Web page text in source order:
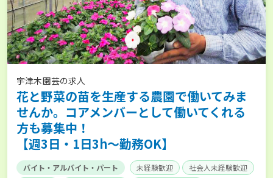
宇津木園芸の求人
花と野菜の苗を生産する農園で働いてみま
せんか。コアメンバーとして働いてくれる
方も募集中！
【週3日・1日3h～勤務OK】
バイト・アルバイト・パート 未経験歓迎
社会人未経験歓迎